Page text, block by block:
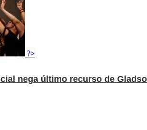
?>
nega último recurso de